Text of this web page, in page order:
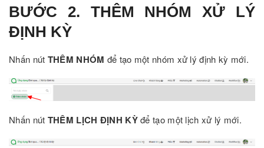
BƯỚC 2. THÊM NHÓM XỬ LÝ
ĐỊNH KỲ
Nhấn nút THÊM NHÓM để tạo một nhóm xử lý định kỳ mới.
Nhấn nút THÊM LỊCH ĐỊNH KỲđể tạo một lịch xử lý mới.